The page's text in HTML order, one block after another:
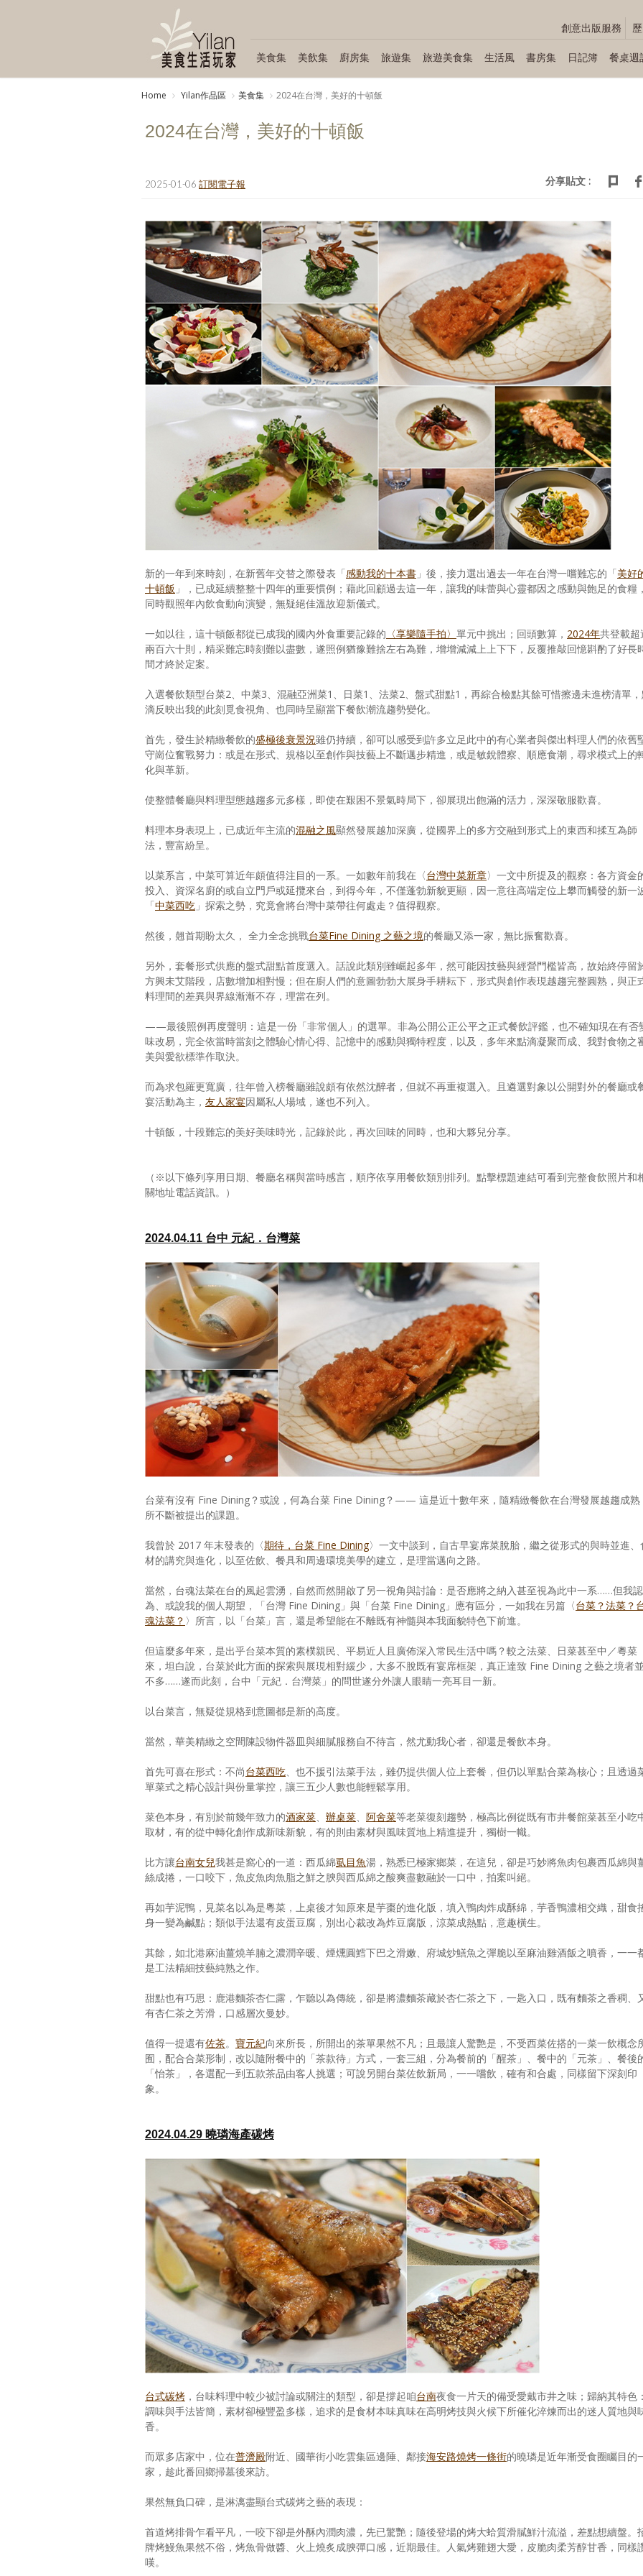
創意出版服務
美食集 美飲集 廚房集 旅遊集 旅遊美食集 生活風 書房集 日記簿 餐桌週
Home Yilan作品區 美食集 2024在台灣，美好的十頓飯
2024在台灣，美好的十頓飯
2025-01-06 訂閱電子報 分享貼文 :
新的一年到來時刻，在新舊年交替之際發表「感動我的十本書 」後，接力選出過去一年在台灣一嚐難忘的「美好
十頓飯 」，已成延續整整十四年的重要慣例；藉此回顧過去這一年，讓我的味蕾與心靈都因之感動與飽足的食糧，
同時觀照年內飲食動向演變，無疑絕佳溫故迎新儀式。
一如以往，這十頓飯都從已成我的國內外食重要記錄的 〈享樂隨手拍〉 單元中挑出；回頭數算， 2024年共登載超
兩百六十則，精采難忘時刻難以盡數，遂照例猶豫難捨左右為難，增增減減上上下下，反覆推敲回憶斟酌了好長
間才終於定案。
入選餐飲類型台菜2、中菜3、混融亞洲菜1、日菜1、法菜2、盤式甜點1，再綜合檢點其餘可惜擦邊未進榜清單
滴反映出我的此刻覓食視角、也同時呈顯當下餐飲潮流趨勢變化。
首先，發生於精緻餐飲的盛極後衰景況雖仍持續，卻可以感受到許多立足此中的有心業者與傑出料理人們的依舊
守崗位奮戰努力：或是在形式、規格以至創作與技藝上不斷邁步精進，或是敏銳體察、順應食潮，尋求模式上的
化與革新。
使整體餐廳與料理型態越趨多元多樣，即使在艱困不景氣時局下，卻展現出飽滿的活力，深深敬服歡喜。
料理本身表現上，已成近年主流的混融之風顯然發展越加深廣，從國界上的多方交融到形式上的東西和揉互為師
法，豐富紛呈。
以菜系言，中菜可算近年頗值得注目的一系。一如數年前我在〈台灣中菜新章〉一文中所提及的觀察：各方資金
投入、資深名廚的或自立門戶或延攬來台，到得今年，不僅蓬勃新貌更顯，因一意往高端定位上攀而觸發的新一
「中菜西吃 」探索之勢，究竟會將台灣中菜帶往何處走？值得觀察。
然後，翹首期盼太久， 全力全念挑戰台菜Fine Dining 之藝之境的餐廳又添一家，無比振奮歡喜。
另外，套餐形式供應的盤式甜點首度選入。話說此類別雖崛起多年，然可能因技藝與經營門檻皆高，故始終停留
方興未艾階段，店數增加相對慢；但在廚人們的意圖勃勃大展身手耕耘下，形式與創作表現越趨完整圓熟，與正
料理間的差異與界線漸漸不存，理當在列。
——最後照例再度聲明：這是一份「非常個人」的選單。非為公開公正公平之正式餐飲評鑑，也不確知現在有否
味改易，完全依當時當刻之體驗心情心得、記憶中的感動與獨特程度，以及，多年來點滴凝聚而成、我對食物之
美與愛欲標準作取決。
而為求包羅更寬廣，往年曾入榜餐廳雖說頗有依然沈醉者，但就不再重複選入。且遴選對象以公開對外的餐廳或
宴活動為主， 友人家宴因屬私人場域，遂也不列入。
十頓飯，十段難忘的美好美味時光，記錄於此，再次回味的同時，也和大夥兒分享。
（※以下條列享用日期、餐廳名稱與當時感言，順序依享用餐飲類別排列。點擊標題連結可看到完整食飲照片和
關地址電話資訊。）
2024.04.11 台中 元紀．台灣菜
台菜有沒有 Fine Dining？或說，何為台菜 Fine Dining？—— 這是近十數年來，隨精緻餐飲在台灣發展越趨成熟
所不斷被提出的課題。
我曾於 2017 年末發表的〈期待，台菜 Fine Dining〉一文中談到，自古早宴席菜脫胎，繼之從形式的與時並進、
材的講究與進化，以至佐飲、餐具和周邊環境美學的建立，是理當邁向之路。
當然，台魂法菜在台的風起雲湧，自然而然開啟了另一視角與討論：是否應將之納入甚至視為此中一系……但我認
為、或說我的個人期望，「台灣 Fine Dining」與「台菜 Fine Dining」應有區分，一如我在另篇〈台菜？法菜？
魂法菜？ 〉所言，以「台菜」言，還是希望能在不離既有神髓與本我面貌特色下前進。
但這麼多年來，是出乎台菜本質的素樸親民、平易近人且廣佈深入常民生活中嗎？較之法菜、日菜甚至中／粵菜
來，坦白說，台菜於此方面的探索與展現相對緩少，大多不脫既有宴席框架，真正達致 Fine Dining 之藝之境者並
不多……遂而此刻，台中「元紀．台灣菜」的問世遂分外讓人眼睛一亮耳目一新。
以台菜言，無疑從規格到意圖都是新的高度。
當然，華美精緻之空間陳設物件器皿與細膩服務自不待言，然尤動我心者，卻還是餐飲本身。
首先可喜在形式：不尚台菜西吃、也不援引法菜手法，雖仍提供個人位上套餐，但仍以單點合菜為核心；且透過
單菜式之精心設計與份量掌控，讓三五少人數也能輕鬆享用。
菜色本身，有別於前幾年致力的酒家菜、 辦桌菜、 阿舍菜等老菜復刻趨勢，極高比例從既有市井餐館菜甚至小吃
取材，有的從中轉化創作成新味新貌，有的則由素材與風味質地上精進提升，獨樹一幟。
比方讓台南女兒我甚是窩心的一道：西瓜綿虱目魚湯，熟悉已極家鄉菜，在這兒，卻是巧妙將魚肉包裹西瓜綿與
絲成捲，一口咬下，魚皮魚肉魚脂之鮮之腴與西瓜綿之酸爽盡數融於一口中，拍案叫絕。
再如芋泥鴨，見菜名以為是粵菜，上桌後才知原來是芋棗的進化版，填入鴨肉炸成酥綿，芋香鴨濃相交織，甜食
身一變為鹹點；類似手法還有皮蛋豆腐，別出心裁改為炸豆腐版，涼菜成熱點，意趣橫生。
其餘，如北港麻油薑燒羊腩之濃潤辛暖、煙燻圓鱈下巴之滑嫩、府城炒鱔魚之彈脆以至麻油雞酒飯之噴香，一一
是工法精細技藝純熟之作。
甜點也有巧思：鹿港麵茶杏仁露，乍聽以為傳統，卻是將濃麵茶藏於杏仁茶之下，一匙入口，既有麵茶之香稠、
有杏仁茶之芳滑，口感層次曼妙。
值得一提還有佐茶。 寶元紀向來所長，所開出的茶單果然不凡；且最讓人驚艷是，不受西菜佐搭的一菜一飲概念
囿，配合合菜形制，改以隨附餐中的「茶款待」方式，一套三組，分為餐前的「醒茶」、餐中的「元茶」、餐後
「怡茶」，各選配一到五款茶品由客人挑選；可說另開台菜佐飲新局，一一嚐飲，確有和合處，同樣留下深刻印
象。
2024.04.29 曉璘海產碳烤
台式碳烤 ，台味料理中較少被討論或關注的類型，卻是撐起咱台南夜食一片天的備受愛戴市井之味；歸納其特色：
調味與手法皆簡，素材卻極豐盈多樣，追求的是食材本味真味在高明烤技與火候下所催化淬煉而出的迷人質地與
香。
而眾多店家中，位在普濟殿附近、國華街小吃雲集區邊陲、鄰接海安路燒烤一條街的曉璘是近年漸受食圈矚目的
家，趁此番回鄉掃墓後來訪。
果然無負口碑，是淋漓盡顯台式碳烤之藝的表現：
首道烤排骨乍看平凡，一咬下卻是外酥內潤肉濃，先已驚艷；隨後登場的烤大蛤質滑膩鮮汁流溢，差點想續盤。
牌烤鰻魚果然不俗，烤魚骨做醬、火上燒炙成腴彈口感，近期最佳。人氣烤雞翅大愛，皮脆肉柔芳醇甘香，同樣
嘆。